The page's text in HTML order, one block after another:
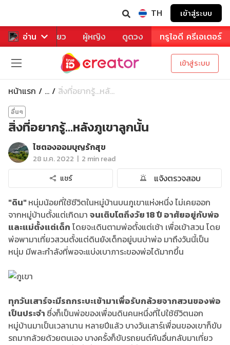
TH เข้าสู่ระบบ
อ่าน
หาร ท่องเที่ยว ผู้หญิง ดูดวง ทรูไอดี ครีเอเตอร์
เข้าสู่ระบบ
หน้าแรก ... สิ่งที่อยากรู้...หลั...
อื่นๆ
สิ่งที่อยากรู้...หลังภูเขาลูกนั้น
ไซตองออมบุญรักสุข
28 ม.ค. 2022 | 2 min read
แชร์
แจ้งตรวจสอบ
"ดิน"หนุ่มน้อยที่ใช้ชีวิตในหมู่บ้านบนภูเขาแห่งหนึ่ง ไม่เคยออก
จากหมู่บ้านตั้งแต่เกิดมา จนเติบโตถึงวัย 18 ปี อาศัยอยู่กับพ่อ
และแม่ตั้งแต่เด็ก โดยจะเดินตามพ่อตั้งแต่เช้า เพื่อเข้าสวน โดย
พ่อพามาเที่ยวสวนตั้งแต่ดินยังเด็กอยู่บนบ่าพ่อ มาถึงวันนี้เป็น
หนุ่ม มีพละกำลังที่พอจะแบ่งเบาภาระของพ่อได้มากขึ้น
ทุกวันเสาร์จะมีรถกระบะเข้ามาเพื่อรับกล้วยจากสวนของพ่อ
เป็นประจำ ซึ่งก็เป็นพ่อของเพื่อนดินคนหนึ่งที่ไปใช้ชีวิตนอก
หมู่บ้านมาเป็นเวลานาน หลายปีแล้ว บางวันเสาร์เพื่อนของเขาก็ขับ
รถมากล้วยด้วยตนเอง บางครั้งก็ขับรถยนต์คันอื่นกลับมาเที่ยว